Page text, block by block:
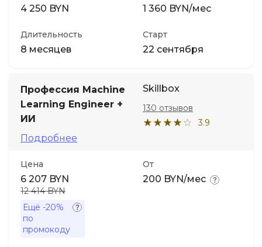
4 250 BYN 1 360 BYN/мес
Длительность
8 месяцев
Старт
22 сентября
Профессия Machine
Learning Engineer +
ИИ
Подробнее
Skillbox
3.9
130 отзывов
Цена
6 207 BYN
12 414 BYN
Ещё -20%
по
промокоду
От
200 BYN/мес